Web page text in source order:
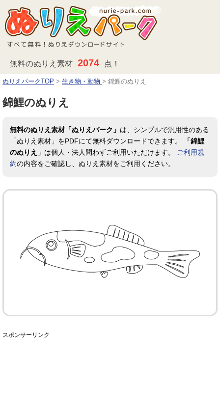
無料のぬりえ素材 2074 点！
ぬりえパークTOP > 生き物・動物 > 錦鯉のぬりえ
錦鯉のぬりえ
無料のぬりえ素材「ぬりえパーク」 は、シンプルで汎用性のある
「ぬりえ素材」をPDFにて無料ダウンロードできます。
「錦鯉
のぬりえ」 は個人・法人問わずご利用いただけます。
ご利用規
約の内容をご確認し、ぬりえ素材をご利用ください。
スポンサーリンク